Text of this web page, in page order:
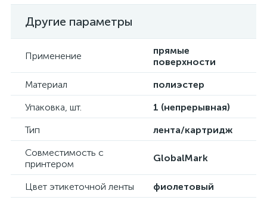
Другие параметры
Применение
прямые
поверхности
Материал
полиэстер
Упаковка, шт.
1 (непрерывная)
Тип
лента/картридж
Совместимость с
принтером
GlobalMark
Цвет этикеточной ленты
фиолетовый